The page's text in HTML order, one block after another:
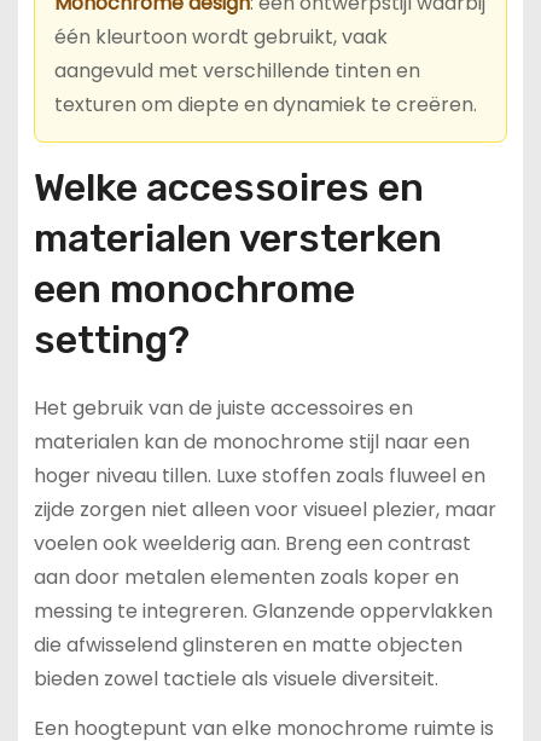
één kleurtoon wordt gebruikt, vaak
aangevuld met verschillende tinten en
texturen om diepte en dynamiek te creëren.
Welke accessoires en
materialen versterken
een monochrome
setting?
Het gebruik van de juiste accessoires en
materialen kan de monochrome stijl naar een
hoger niveau tillen. Luxe stoffen zoals fluweel en
zijde zorgen niet alleen voor visueel plezier, maar
voelen ook weelderig aan. Breng een contrast
aan door metalen elementen zoals koper en
messing te integreren. Glanzende oppervlakken
die afwisselend glinsteren en matte objecten
bieden zowel tactiele als visuele diversiteit.
Een hoogtepunt van elke monochrome ruimte is